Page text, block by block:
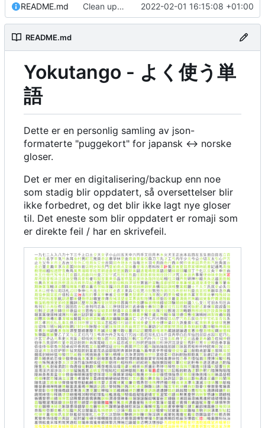
README.md Clean up cards, and add some scripts 2022-02-01 16:15:08 +01:00
README.md
Yokutango - よく使う単
語
Dette er en personlig samling av json-
formaterte "puggekort" for japansk ↔ norske
gloser.
Det er mer en digitalisering/backup enn noe
som stadig blir oppdatert, så oversettelser blir
ikke forbedret, og det blir ikke lagt nye gloser
til. Det eneste som blir oppdatert er romaji som
er direkte feil / har en skrivefeil.